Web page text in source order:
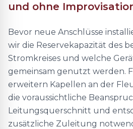
und ohne
Bevor neue Anschlüsse
wir die Reservekapazität des
Stromkreises und welche
gemeinsam genutzt werden.
erweitern Kapellen an der
die voraussichtliche
Leitungsquerschnitt und
zusätzliche Zuleitung